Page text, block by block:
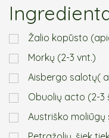
Žalio kopūsto
Morkų (2-3 vnt.)
Aisbergo salotų(
Obuolių acto (2-3
Austriško moliūgų